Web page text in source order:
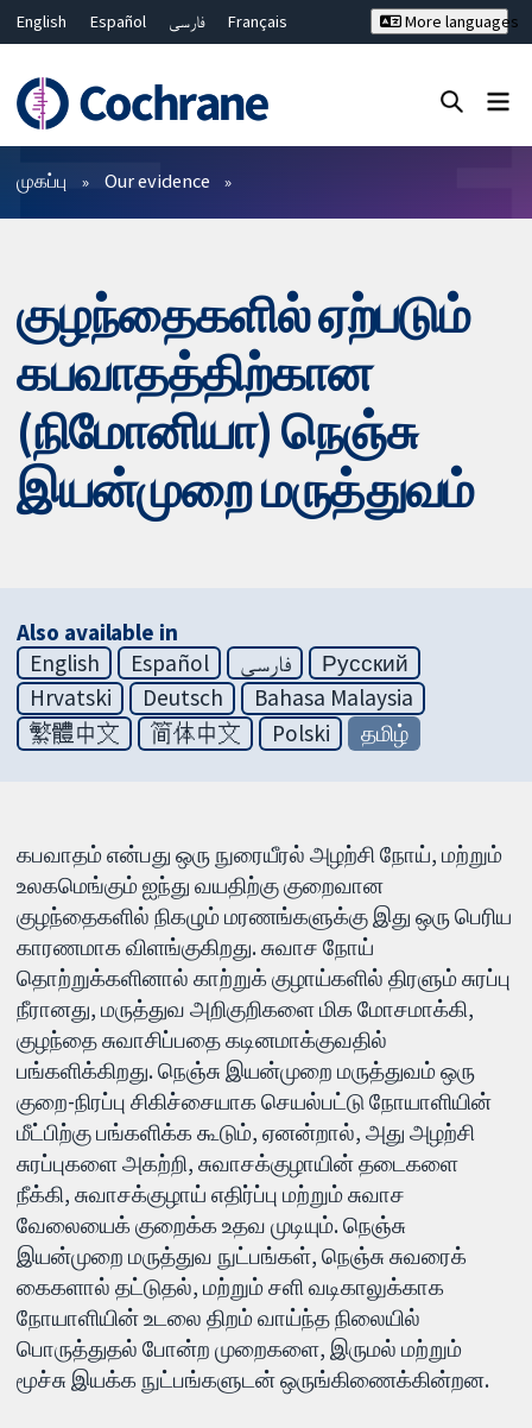
English Español فارسی
Français
Bahasa Malaysia
ไทย
繁體中文
简体中文
More languages
வடிகட்டிகள்
முகப்பு Our evidence
குழந்தைகளில் ஏற்படும்
கபவாதத்திற்கான
(நிமோனியா) நெஞ்சு
இயன்முறை மருத்துவம்
Also available in
English
Español فارسی
Русский
Hrvatski
Deutsch
Bahasa Malaysia
繁體中文
简体中文 Polski தமிழ்
கபவாதம் என்பது ஒரு நுரையீரல் அழற்சி நோய், மற்றும்
உலகமெங்கும் ஐந்து வயதிற்கு குறைவான
குழந்தைகளில் நிகழும் மரணங்களுக்கு இது ஒரு பெரிய
காரணமாக விளங்குகிறது. சுவாச நோய்
தொற்றுக்களினால் காற்றுக் குழாய்களில் திரளும் சுரப்பு
நீரானது, மருத்துவ அறிகுறிகளை மிக மோசமாக்கி,
குழந்தை சுவாசிப்பதை கடினமாக்குவதில்
பங்களிக்கிறது. நெஞ்சு இயன்முறை மருத்துவம் ஒரு
குறை-நிரப்பு சிகிச்சையாக செயல்பட்டு நோயாளியின்
மீட்பிற்கு பங்களிக்க கூடும், ஏனன்றால், அது அழற்சி
சுரப்புகளை அகற்றி, சுவாசக்குழாயின் தடைகளை
நீக்கி, சுவாசக்குழாய் எதிர்ப்பு மற்றும் சுவாச
வேலையைக் குறைக்க உதவ முடியும். நெஞ்சு
இயன்முறை மருத்துவ நுட்பங்கள், நெஞ்சு சுவரைக்
கைகளால் தட்டுதல், மற்றும் சளி வடிகாலுக்காக
நோயாளியின் உடலை திறம் வாய்ந்த நிலையில்
பொருத்துதல் போன்ற முறைகளை, இருமல் மற்றும்
மூச்சு இயக்க நுட்பங்களுடன் ஒருங்கிணைக்கின்றன.